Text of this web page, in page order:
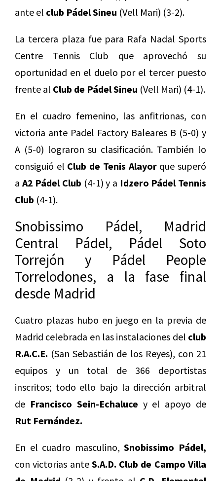
ante el club Pádel Sineu (Vell Mari) (3-2).
La tercera plaza fue para Rafa Nadal Sports
Centre Tennis Club que aprovechó su
oportunidad en el duelo por el tercer puesto
frente al Club de Pádel Sineu (Vell Mari) (4-1).
En el cuadro femenino, las anfitrionas, con
victoria ante Padel Factory Baleares B (5-0) y
A (5-0) lograron su clasificación. También lo
consiguió el Club de Tenis Alayorque superó
a A2 Pádel Club (4-1) y a Idzero Pádel Tennis
Club (4-1).
Snobissimo Pádel, Madrid
Central Pádel, Pádel Soto
Torrejón y Pádel People
Torrelodones, a la fase final
desde Madrid
Cuatro plazas hubo en juego en la previa de
Madrid celebrada en las instalaciones del club
R.A.C.E. (San Sebastián de los Reyes), con 21
equipos y un total de 366 deportistas
inscritos; todo ello bajo la dirección arbitral
de Francisco Sein-Echaluce y el apoyo de
Rut Fernández.
En el cuadro masculino,Snobissimo Pádel,
con victorias ante S.A.D. Club de Campo Villa